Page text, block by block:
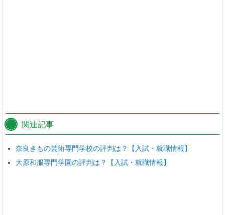
関連記事
奈良きもの芸術専門学校の評判は？【入試・就職情報】
大原和服専門学園の評判は？【入試・就職情報】